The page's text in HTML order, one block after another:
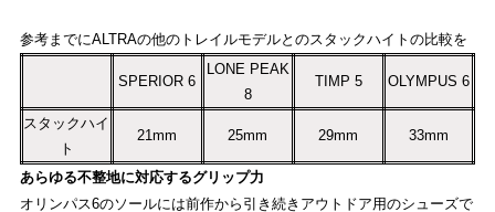
参考までにALTRAの他のトレイルモデルとのスタックハイトの比較を
SPERIOR 6
LONE PEAK
8
TIMP 5 OLYMPUS 6
スタックハイ
ト
21mm 25mm 29mm 33mm
あらゆる不整地に対応するグリップ力
オリンパス6のソールには前作から引き続きアウトドア用のシューズで